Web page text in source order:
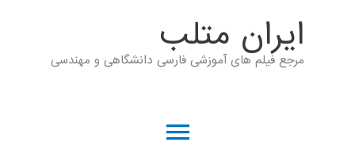
ايران متلب
مرجع فیلم های آموزشی فارسی دانشگاهی و مهندسی
فهرست